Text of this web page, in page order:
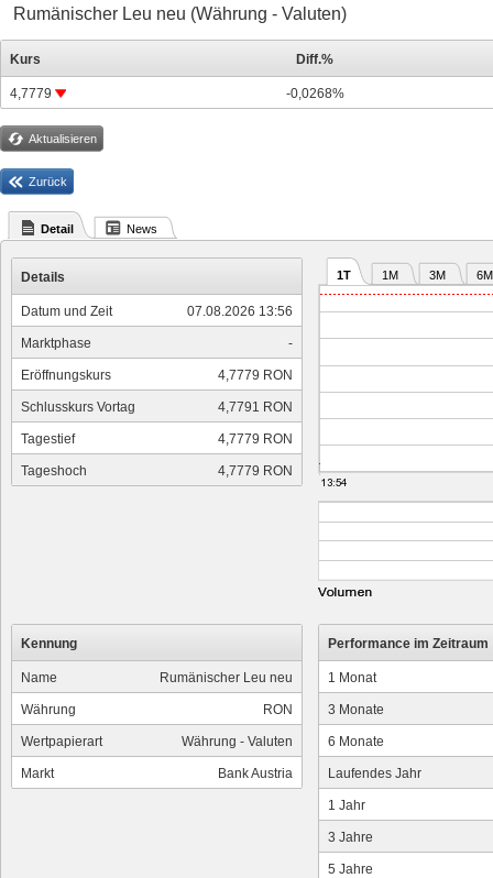
Rumänischer Leu neu (Währung - Valuten)
Kurs Diff.%
4,7779 -0,0268%
Aktualisieren
Zurück
Detail News
Details
Datum und Zeit 07.08.2026 13:56
Marktphase -
Eröffnungskurs 4,7779 RON
Schlusskurs Vortag 4,7791 RON
Tagestief 4,7779 RON
Tageshoch 4,7779 RON
1T 1M 3M 6M
Kennung
Name Rumänischer Leu neu
Währung RON
Wertpapierart Währung - Valuten
Markt Bank Austria
Performance im Zeitraum
1 Monat
3 Monate
6 Monate
Laufendes Jahr
1 Jahr
3 Jahre
5 Jahre